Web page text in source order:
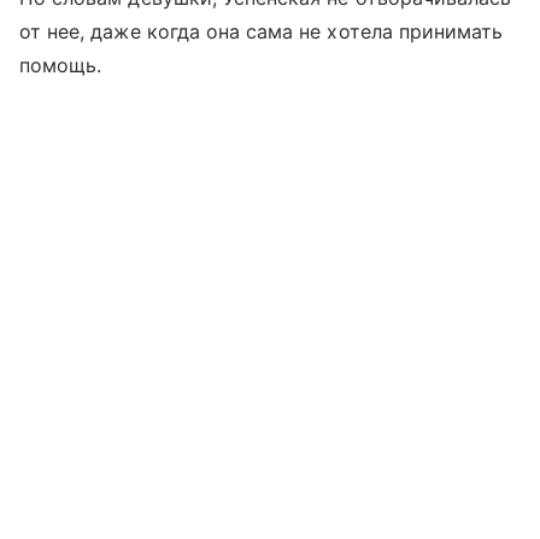
от нее, даже когда она сама не хотела принимать
помощь.